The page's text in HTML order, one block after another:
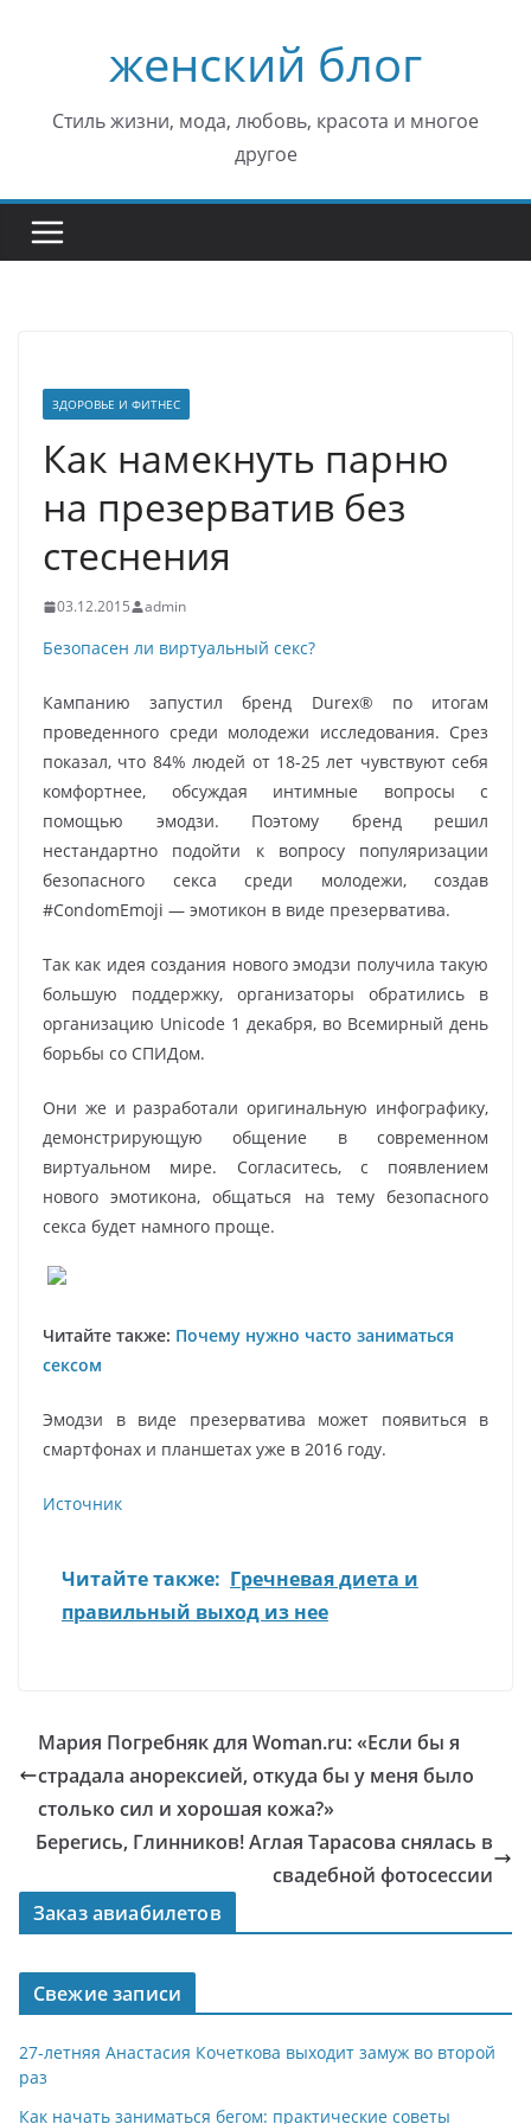
содержимомуженский блог
Стиль жизни, мода, любовь, красота и многое
другое
ЗДОРОВЬЕ И ФИТНЕС
Как намекнуть парню
на презерватив без
стеснения
03.12.2015 admin
Безопасен ли виртуальный секс?
Кампанию запустил бренд Durex® по итогам
проведенного среди молодежи исследования. Срез
показал, что 84% людей от 18-25 лет чувствуют себя
комфортнее, обсуждая интимные вопросы с
помощью эмодзи. Поэтому бренд решил
нестандартно подойти к вопросу популяризации
безопасного секса среди молодежи, создав
#CondomEmoji — эмотикон в виде презерватива.
Так как идея создания нового эмодзи получила такую
большую поддержку, организаторы обратились в
организацию Unicode 1 декабря, во Всемирный день
борьбы со СПИДом.
Они же и разработали оригинальную инфографику,
демонстрирующую общение в современном
виртуальном мире. Согласитесь, с появлением
нового эмотикона, общаться на тему безопасного
секса будет намного проще.
Читайте также: Почему нужно часто заниматься
сексом
Эмодзи в виде презерватива может появиться в
смартфонах и планшетах уже в 2016 году.
Источник
Читайте также: Гречневая диета и
правильный выход из нее
Мария Погребняк для Woman.ru: «Если бы я
страдала анорексией, откуда бы у меня было
столько сил и хорошая кожа?»
Берегись, Глинников! Аглая Тарасова снялась в
свадебной фотосессии
Заказ авиабилетов
Свежие записи
27-летняя Анастасия Кочеткова выходит замуж во второй
раз
Как начать заниматься бегом: практические советы